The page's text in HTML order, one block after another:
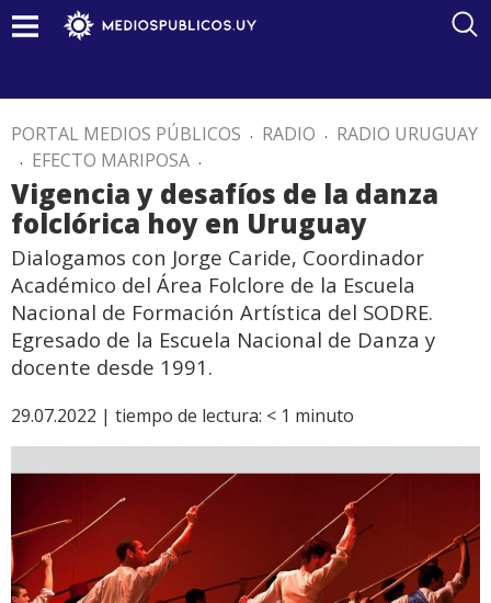
PORTAL MEDIOS PÚBLICOS . RADIO . RADIO URUGUAY
. EFECTO MARIPOSA .
Vigencia y desafíos de la danza
folclórica hoy en Uruguay
Dialogamos con Jorge Caride, Coordinador
Académico del Área Folclore de la Escuela
Nacional de Formación Artística del SODRE.
Egresado de la Escuela Nacional de Danza y
docente desde 1991.
29.07.2022 | tiempo de lectura: < 1 minuto